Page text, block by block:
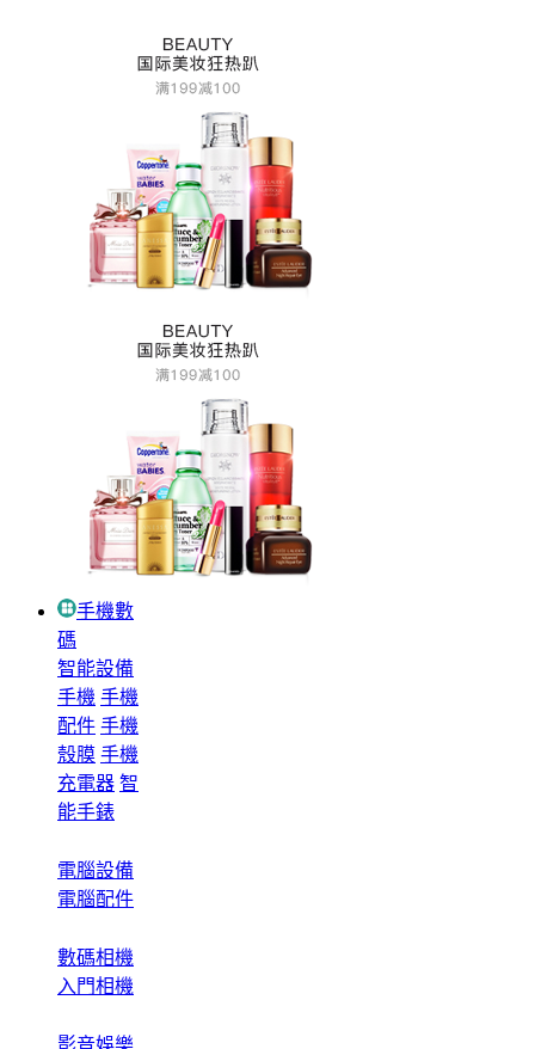
手機數
碼
智能設備
手機 手機
配件 手機
殼膜 手機
充電器 智
能手錶
電腦設備
電腦配件
數碼相機
入門相機
影音娛樂